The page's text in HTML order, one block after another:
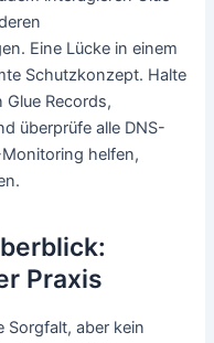
Eine Lücke in einem
Schutzkonzept. Halte
Records,
überprüfe alle DNS-
helfen,
Praxis
Sorgfalt, aber kein